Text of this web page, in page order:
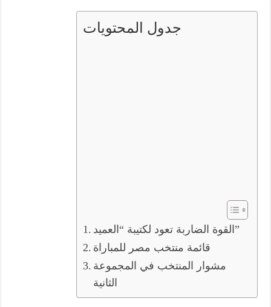
جدول المحتويات
القوة الضاربة تعود لكتيبة “العميد”
قائمة منتخب مصر للمباراة
مشوار المنتخب في المجموعة
الثانية